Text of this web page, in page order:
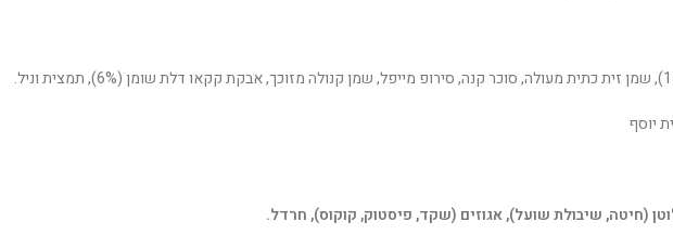
יוסף
(חיטה, שיבולת שועל), אגוזים (שקד, פיסטוק, קוקוס), חרדל.